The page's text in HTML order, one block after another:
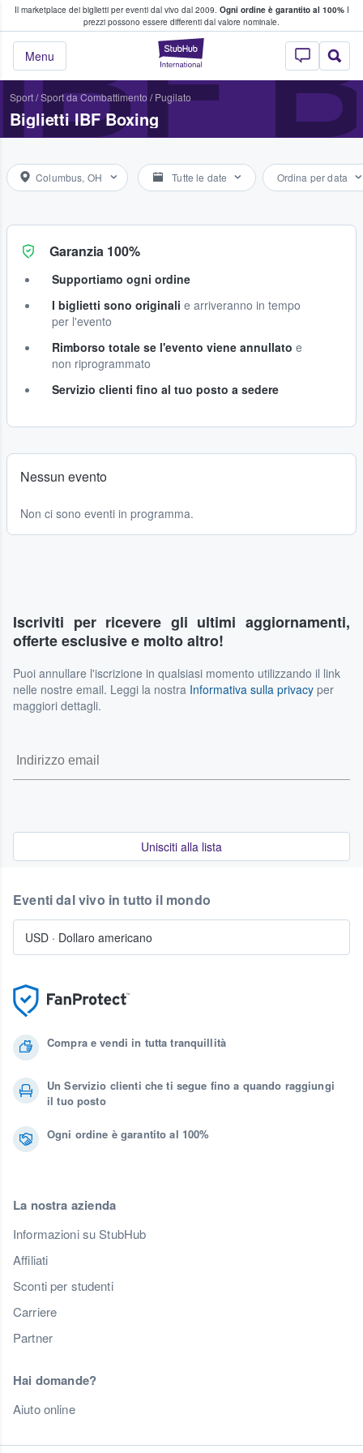
Il marketplace dei biglietti per eventi dal vivo dal 2009. Ogni ordine è garantito al 100%I
prezzi possono essere differenti dal valore nominale.
StubHub - Dove
Menu
fan comprano e vendono biglietti
Sport/Sport da Combattimento / Pugilato
Biglietti IBF Boxing
Columbus, OH Tutte le date Ordina per data
Garanzia 100%
Supportiamo ogni ordine
I biglietti sono originali e arriveranno in tempo
per l'evento
Rimborso totale se l'evento viene annullato e
non riprogrammato
Servizio clienti fino al tuo posto a sedere
Nessun evento
Non ci sono eventi in programma.
Iscriviti per ricevere gli ultimi aggiornamenti,
offerte esclusive e molto altro!
Puoi annullare l'iscrizione in qualsiasi momento utilizzando il link
nelle nostre email. Leggi la nostra Informativa sulla privacy per
maggiori dettagli.
Unisciti alla lista
Compra e vendi in tutta tranquillità
Un Servizio clienti che ti segue fino a quando raggiungi
il tuo posto
Ogni ordine è garantito al 100%
La nostra azienda
Informazioni su StubHub
Affiliati
Sconti per studenti
Carriere
Partner
Hai domande?
Aiuto online
Eventi dal vivo in tutto il mondo
USD · Dollaro americano